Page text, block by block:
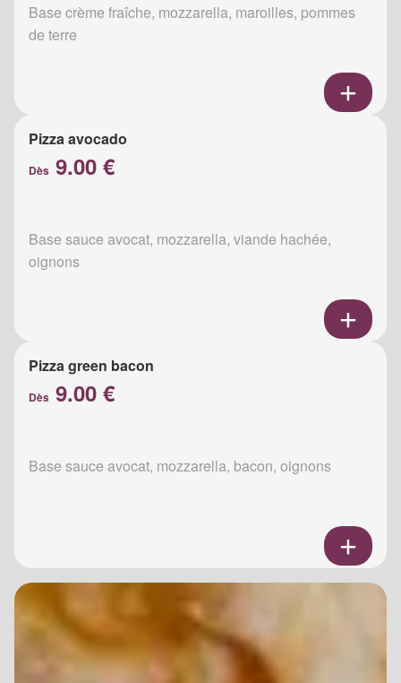
Base crème fraîche, mozzarella, maroilles, pommes
de terre
Pizza avocado
Dès 9.00 €
Base sauce avocat, mozzarella, viande hachée,
oignons
Pizza green bacon
Dès 9.00 €
Base sauce avocat, mozzarella, bacon, oignons